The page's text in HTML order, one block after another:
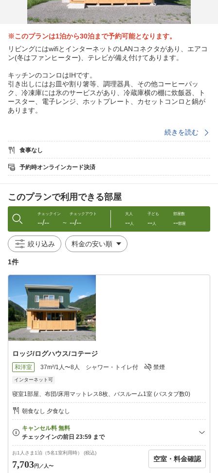
※このプランは1泊から30泊まで予約可能となります。
リビングにはwifiとインターネットのLANコネクタがあり、エアコ
ン(冬はファンヒーター)、テレビが備え付けてあります。
キッチンのコンロはIHです。
引き出しにはお皿や割り箸等、調理器具、その他コーヒーパッ
ク、冷凍庫には氷のサービスがあり、冷蔵庫横の棚に炊飯器、ト
ースター、電子レンジ、ホットプレート、カセットコンロと鍋が
あります。
ウッドデッキではバーベキューができるようになっており(別途45
00円で炭や網など付き)、ビニールカーテンが閉められるので雨で
も冬でもバーベキューが可能です。
バスルームはバスタブはなく個室シャワーのみです。
廊下にある洗面所下の棚にドライヤーがあります。
す。
基本的には余裕をもった6名用の設計になっていますが布団は8セ
ットあります。
庭で花火やたき火(1500円)が可能です。
(準備しますのでその際は事前に申し出ください)
(雪が深く積もった日は雪かきの関係上、隣の管理棟前2台までの
駐車になります)
設備・アメニティ
AC電源, エアコン, BBQ, たき火, ケーブルテレビ, 掃除用具, 洗剤,
洗濯物干し, ヘアドライヤー, 暖房設備, インターネット, キッチン,
調理器具, 電子レンジ, タオル、シーツ、石鹸、トイレットペーパ
WIFIネット接続, 窓あり, 机・ワークスペース
宿泊料金には手配手数料16%を含んでおります。
※ 手数料率を変更する場合があります。
続きを読む
食事なし
予約時オンラインカード決済
このプランで利用できる部屋
チェックイン
--/-- 〜
チェックアウト
--/--
大人
--人
子ども
--人
部屋数
--部屋
絞り込み
1件
ロッジ/ログハウス/コテージ
和洋室 37m²/1人〜8人 シャワー・トイレ付 禁煙
インターネット可
寝室1部屋、布団/床用マットレス8枚、バスルーム1室 (バスタブ数0)
朝食なし 夕食なし
お1人さま1泊（5名1室利用時） (税込)
7,703円 ／人〜
空室・料金確認